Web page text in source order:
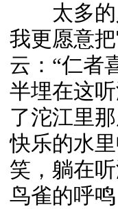
太多的人
我更愿意
云：“仁者
半埋在这
了沱江里
快乐的水
笑，躺在
鸟雀的呼